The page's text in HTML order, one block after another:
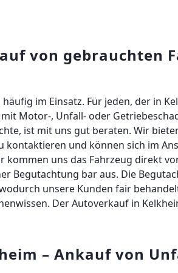
von gebrauchten
im Einsatz. Für jeden, der in
Motor-, Unfall- oder
ist mit uns gut beraten. Wir
kontaktieren und können sich im
uns das Fahrzeug direkt
Begutachtung bar aus. Die
unsere Kunden fair
Der Autoverkauf in
– Ankauf von